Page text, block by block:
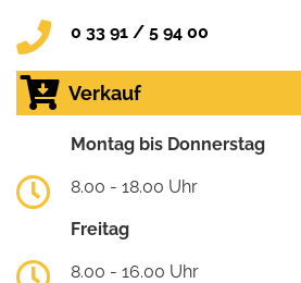
0 33 91 / 5 94 00
Verkauf
Montag bis Donnerstag
8.00 - 18.00 Uhr
Freitag
8.00 - 16.00 Uhr